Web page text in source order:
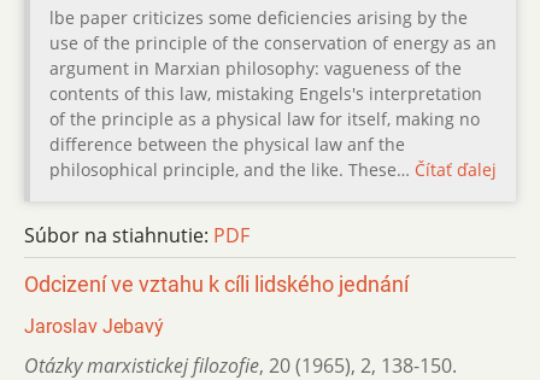
lbe paper criticizes some deficiencies arising by the
use of the principle of the conservation of energy as an
argument in Marxian philosophy: vagueness of the
contents of this law, mistaking Engels's interpretation
of the principle as a physical law for itself, making no
difference between the physical law anf the
philosophical principle, and the like. These… Čítať ďalej
Súbor na stiahnutie: PDF
Odcizení ve vztahu k cíli lidského jednání
Jaroslav Jebavý
Otázky marxistickej filozofie, 20 (1965), 2, 138-150.